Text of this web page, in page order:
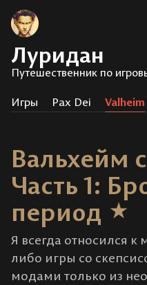
Луридан
Путешественник по
Игры Pax Dei Valheim
Вальхейм
Часть 1:
период
Я всегда относился
либо игры со
модами только из